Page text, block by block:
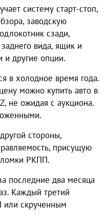
систему старт-стоп,
заводскую
сзади,
вида, ящик и
и другие опции.
в холодное время года.
можно купить авто в
не ожидая с аукциона.
стороны,
присущую
РКПП.
последние два месяца
Каждый третий
или скрученным